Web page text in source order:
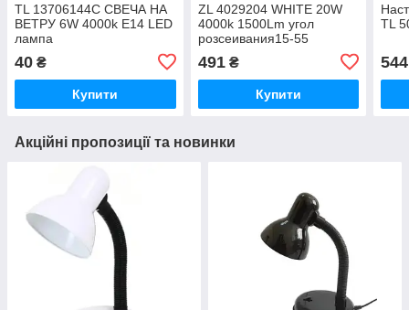
TL 13706144C СВЕЧА НА
ВЕТРУ 6W 4000k E14 LED
лампа
40 ₴
Купити
ZL 4029204 WHITE 20W
4000k 1500Lm угол
розсеивания15-55
491₴
Купити
TL
544
Акційні пропозиції та новинки